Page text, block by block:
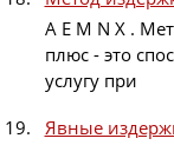
A E M N X .
плюс - это
услугу при
Явные